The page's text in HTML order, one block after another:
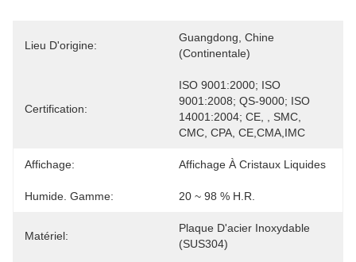
Lieu D'origine:
Guangdong, Chine
(continentale)
Certification:
ISO 9001:2000; ISO
9001:2008; QS-9000; ISO
14001:2004; CE, , SMC,
CMC, CPA, CE,CMA,IMC
Affichage: Affichage À Cristaux Liquides
Humide. Gamme: 20 ~ 98 % H.R.
Matériel:
Plaque D'acier Inoxydable
(SUS304)